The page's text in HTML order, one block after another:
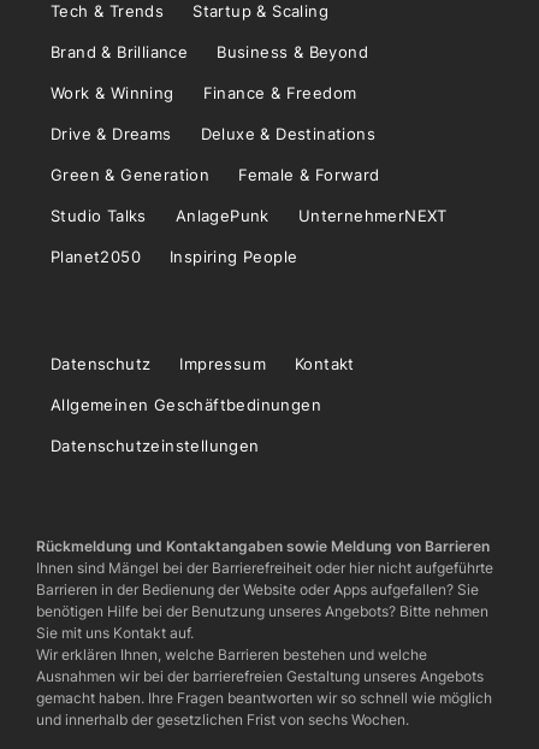
Tech & Trends Startup & Scaling
Brand & Brilliance Business & Beyond
Work & Winning Finance & Freedom
Drive & Dreams Deluxe & Destinations
Green & Generation Female & Forward
Studio Talks AnlagePunk UnternehmerNEXT
Planet2050 Inspiring People
Datenschutz Impressum Kontakt
Allgemeinen Geschäftbedinungen
Datenschutzeinstellungen
Rückmeldung und Kontaktangaben sowie Meldung von Barrieren
Ihnen sind Mängel bei der Barrierefreiheit oder hier nicht aufgeführte
Barrieren in der Bedienung der Website oder Apps aufgefallen? Sie
benötigen Hilfe bei der Benutzung unseres Angebots? Bitte nehmen
Sie mit uns Kontakt auf.
Wir erklären Ihnen, welche Barrieren bestehen und welche
Ausnahmen wir bei der barrierefreien Gestaltung unseres Angebots
gemacht haben. Ihre Fragen beantworten wir so schnell wie möglich
und innerhalb der gesetzlichen Frist von sechs Wochen.